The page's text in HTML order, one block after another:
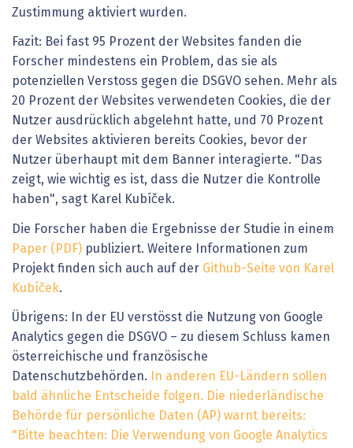
Zustimmung aktiviert wurden.
Fazit: Bei fast 95 Prozent der Websites fanden die
Forscher mindestens ein Problem, das sie als
potenziellen Verstoss gegen die DSGVO sehen. Mehr als
20 Prozent der Websites verwendeten Cookies, die der
Nutzer ausdrücklich abgelehnt hatte, und 70 Prozent
der Websites aktivieren bereits Cookies, bevor der
Nutzer überhaupt mit dem Banner interagierte. "Das
zeigt, wie wichtig es ist, dass die Nutzer die Kontrolle
haben", sagt Karel Kubíček.
Die Forscher haben die Ergebnisse der Studie in einem
Paper (PDF) publiziert. Weitere Informationen zum
Projekt finden sich auch auf der Github-Seite von Karel
Kubíček.
Übrigens: In der EU verstösst die Nutzung von Google
Analytics gegen die DSGVO – zu diesem Schluss kamen
österreichische und französische
Datenschutzbehörden.
In anderen EU-Ländern sollen
bald ähnliche Entscheide folgen. Die niederländische
Behörde für persönliche Daten (AP) warnt bereits:
"Bitte beachten: Die Verwendung von Google Analytics